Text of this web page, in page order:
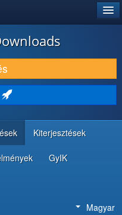
Kiterjesztések
GyIK
Magyar